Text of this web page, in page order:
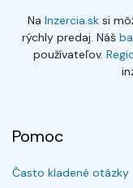
Na Inzercia.sksi
rýchly predaj. Náš
používateľov.
Pomoc
Často kladené otázky